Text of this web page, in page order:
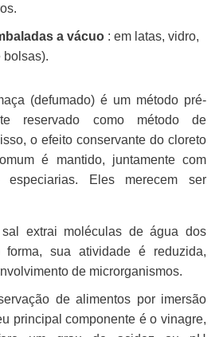
a vácuo : em latas, vidro,
bolsas).
(defumado) é um método pré-
reservado como método de
o efeito conservante do cloreto
é mantido, juntamente com
Eles merecem ser
extrai moléculas de água dos
forma, sua atividade é reduzida,
de microrganismos.
de alimentos por imersão
principal componente é o vinagre,